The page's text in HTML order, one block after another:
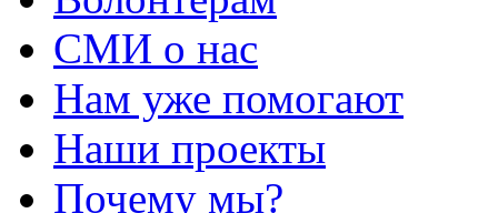
СМИ о нас
Нам уже помогают
Наши проекты
Почему мы?